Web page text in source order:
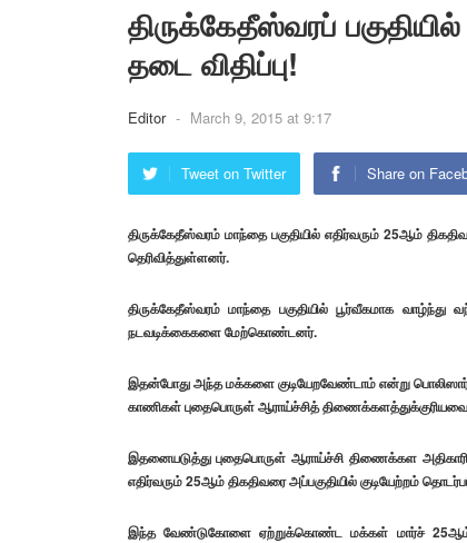
திருக்கேதீஸ்வரப்
தடை விதிப்பு!
Editor - March 9, 2015 at 9:17
Tweet on Twitter Share on
திருக்கேதீஸ்வரம் மாந்தை பகுதியில் எதிர்வரும் 25ஆம்
தெரிவித்துள்ளனர்.
திருக்கேதீஸ்வரம் மாந்தை பகுதியில் பூர்வீகமாக
நடவடிக்கைகளை மேற்கொண்டனர்.
இதன்போது அந்த மக்களை குடியேறவேண்டாம் என்று பொலிஸார்
காணிகள் புதைபொருள் ஆராய்ச்சித்
இதனையடுத்து புதைபொருள் ஆராய்ச்சி திணைக்கள
எதிர்வரும் 25ஆம் திகதிவரை அப்பகுதியில் குடியேற்றம்
இந்த வேண்டுகோளை ஏற்றுக்கொண்ட மக்கள் மார்ச் 25ஆம்